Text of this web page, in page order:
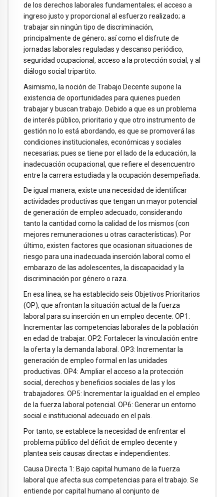
de los derechos laborales fundamentales; el acceso a
ingreso justo y proporcional al esfuerzo realizado; a
trabajar sin ningún tipo de discriminación,
principalmente de género; así como el disfrute de
jornadas laborales reguladas y descanso periódico,
seguridad ocupacional, acceso a la protección social, y al
diálogo social tripartito.
Asimismo, la noción de Trabajo Decente supone la
existencia de oportunidades para quienes pueden
trabajar y buscan trabajo. Debido a que es un problema
de interés público, prioritario y que otro instrumento de
gestión no lo está abordando, es que se promoverá las
condiciones institucionales, económicas y sociales
necesarias; pues se tiene por el lado de la educación, la
inadecuación ocupacional, que refiere el desencuentro
entre la carrera estudiada y la ocupación desempeñada.
De igual manera, existe una necesidad de identificar
actividades productivas que tengan un mayor potencial
de generación de empleo adecuado, considerando
tanto la cantidad como la calidad de los mismos (con
mejores remuneraciones u otras características). Por
último, existen factores que ocasionan situaciones de
riesgo para una inadecuada inserción laboral como el
embarazo de las adolescentes, la discapacidad y la
discriminación por género o raza.
En esa línea, se ha establecido seis Objetivos Prioritarios
(OP), que afrontan la situación actual de la fuerza
laboral para su inserción en un empleo decente: OP1:
Incrementar las competencias laborales de la población
en edad de trabajar. OP2: Fortalecer la vinculación entre
la oferta y la demanda laboral. OP3: Incrementar la
generación de empleo formal en las unidades
productivas. OP4: Ampliar el acceso a la protección
social, derechos y beneficios sociales de las y los
trabajadores. OP5: Incrementar la igualdad en el empleo
de la fuerza laboral potencial. OP6: Generar un entorno
social e institucional adecuado en el país.
Por tanto, se establece la necesidad de enfrentar el
problema público del déficit de empleo decente y
plantea seis causas directas e independientes:
Causa Directa 1: Bajo capital humano de la fuerza
laboral que afecta sus competencias para el trabajo. Se
entiende por capital humano al conjunto de